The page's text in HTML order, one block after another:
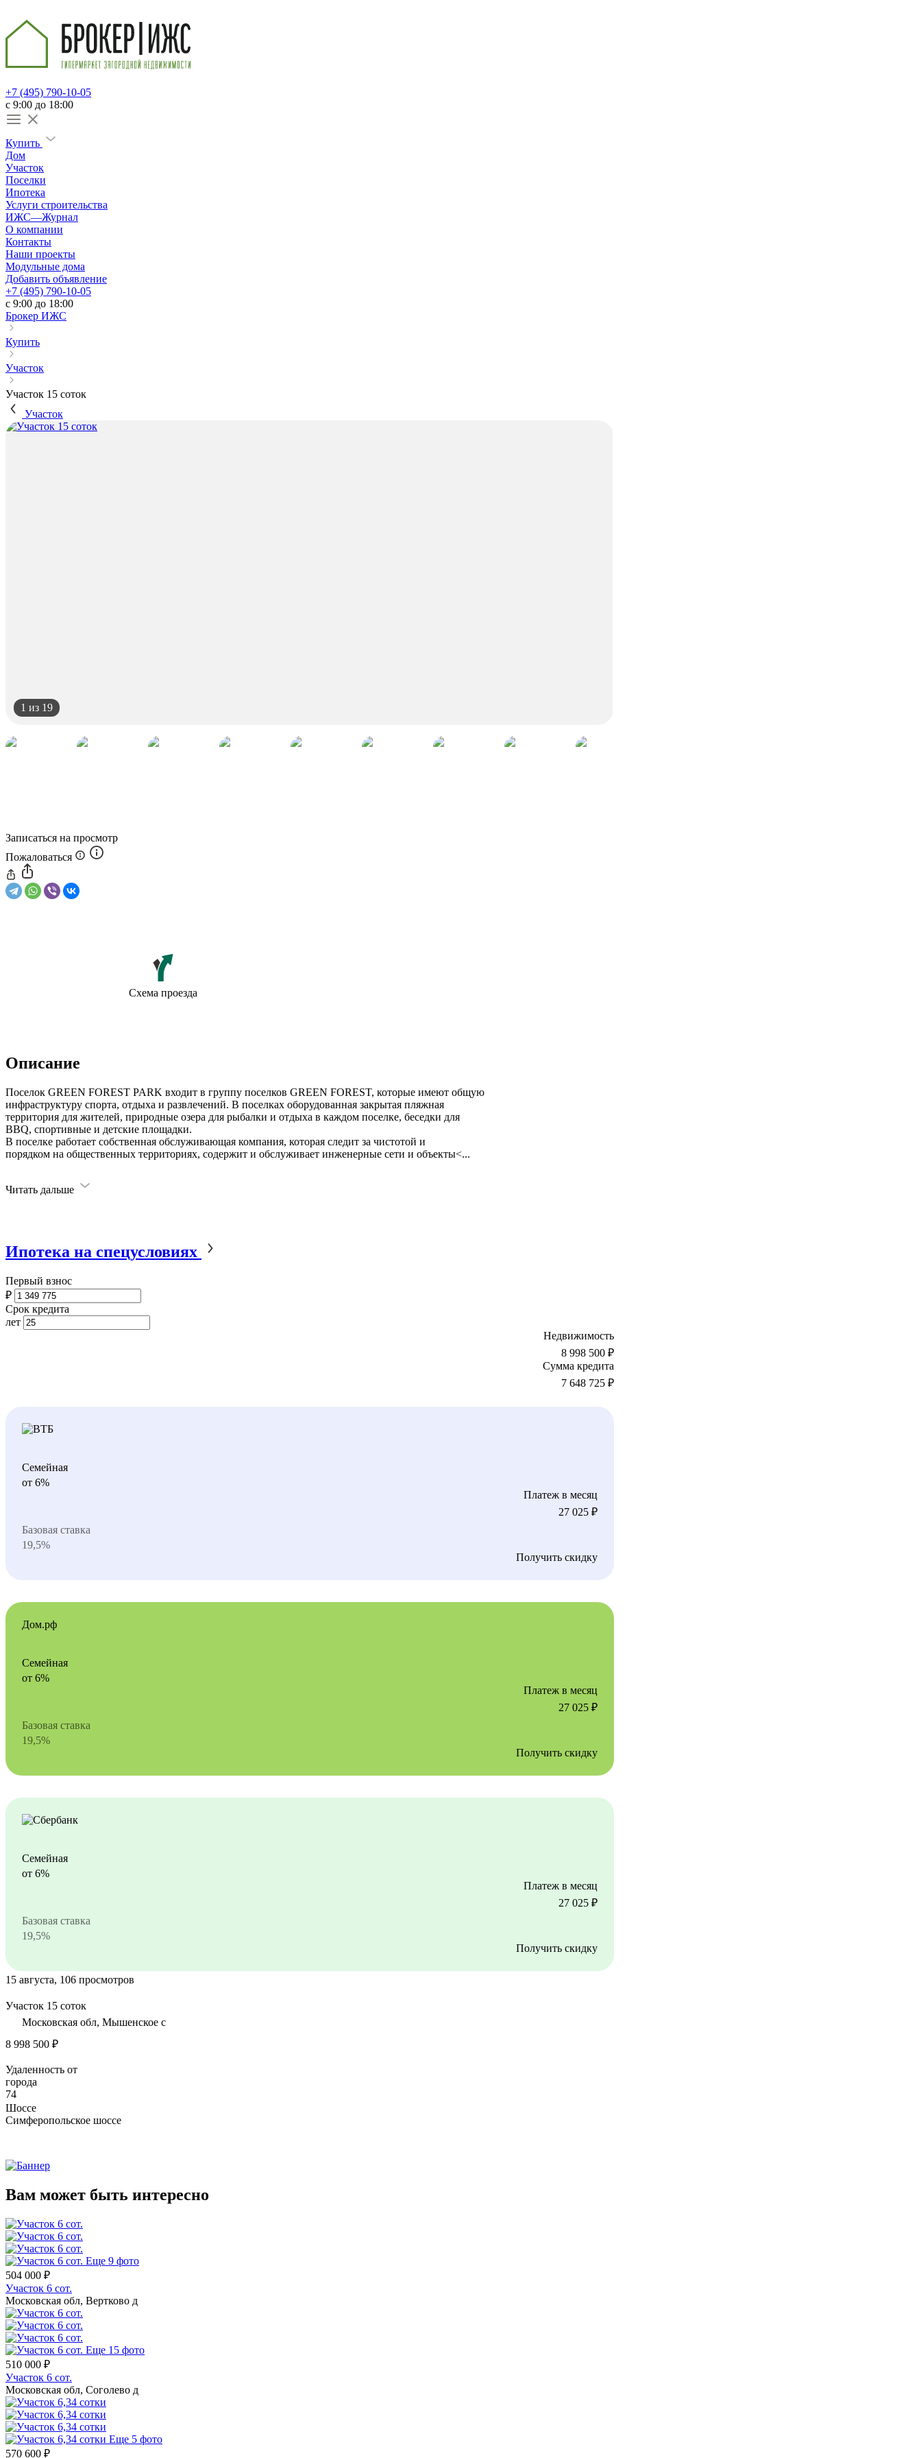
+7 (495) 790-10-05
c 9:00 до 18:00
Купить
Дом
Участок
Поселки
Ипотека
Услуги строительства
ИЖС—Журнал
О компании
Контакты
Наши проекты
Модульные дома
Добавить объявление
+7 (495) 790-10-05
c 9:00 до 18:00
Брокер ИЖС
Купить
Участок
Участок 15 соток
Участок
1 из 19
Записаться на просмотр
Пожаловаться
Схема проезда
Описание
Поселок GREEN FOREST PARK входит в группу поселков GREEN FOREST, которые имеют общую
инфраструктуру спорта, отдыха и развлечений. В поселках оборудованная закрытая пляжная
территория для жителей, природные озера для рыбалки и отдыха в каждом поселке, беседки для
BBQ, спортивные и детские площадки.
В поселке работает собственная обслуживающая компания, которая следит за чистотой и
порядком на общественных территориях, содержит и обслуживает инженерные сети и объекты<...
Читать дальше
Ипотека на спецусловиях
Первый взнос
₽
Срок кредита
лет
Недвижимость
8 998 500 ₽
Сумма кредита
7 648 725 ₽
Семейная
от 6%
Платеж в месяц
27 025 ₽
Базовая ставка
19,5%
Получить скидку
Дом.рф
Семейная
от 6%
Платеж в месяц
27 025 ₽
Базовая ставка
19,5%
Получить скидку
Семейная
от 6%
Платеж в месяц
27 025 ₽
Базовая ставка
19,5%
Получить скидку
15 августа, 106 просмотров
Участок 15 соток
Московская обл, Мышенское с
8 998 500 ₽
Удаленность от
города
74
Шоссе
Симферопольское шоссе
Вам может быть интересно
Еще 9 фото
504 000 ₽
Участок 6 сот.
Московская обл, Вертково д
Еще 15 фото
510 000 ₽
Участок 6 сот.
Московская обл, Соголево д
Еще 5 фото
570 600 ₽